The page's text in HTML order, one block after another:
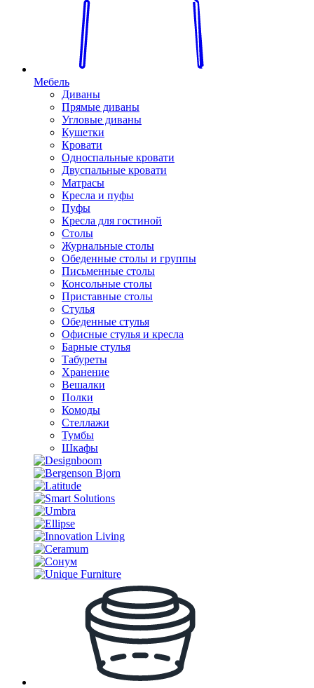
Мебель
Диваны
Прямые диваны
Угловые диваны
Кушетки
Кровати
Односпальные кровати
Двуспальные кровати
Матрасы
Кресла и пуфы
Пуфы
Кресла для гостиной
Столы
Журнальные столы
Обеденные столы и группы
Письменные столы
Консольные столы
Приставные столы
Стулья
Обеденные стулья
Офисные стулья и кресла
Барные стулья
Табуреты
Хранение
Вешалки
Полки
Комоды
Стеллажи
Тумбы
Шкафы